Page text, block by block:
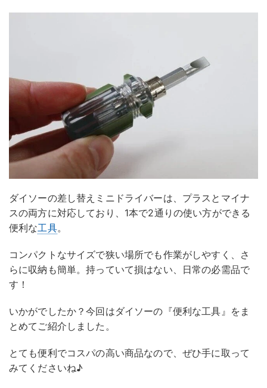
ダイソーの差し替えミニドライバーは、プラスとマイナ
スの両方に対応しており、1本で2通りの使い方ができる
便利な工具。
コンパクトなサイズで狭い場所でも作業がしやすく、さ
らに収納も簡単。持っていて損はない、日常の必需品で
す！
いかがでしたか？今回はダイソーの『便利な工具』をま
とめてご紹介しました。
とても便利でコスパの高い商品なので、ぜひ手に取って
みてくださいね♪